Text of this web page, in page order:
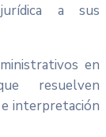
a sus
en
resuelven
interpretación